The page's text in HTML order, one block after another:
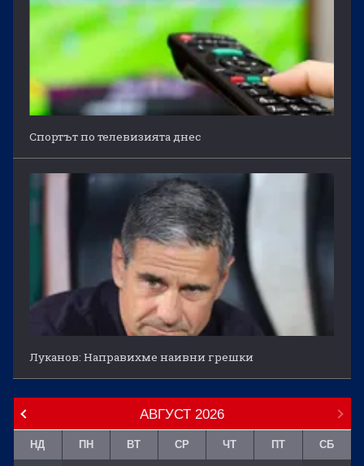
Спортът по телевизията днес
Луканов: Направихме наивни грешки
АВГУСТ 2026
НД ПН ВТ СР ЧТ ПТ СБ